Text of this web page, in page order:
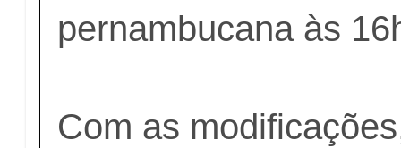
pernambucana às
Com as